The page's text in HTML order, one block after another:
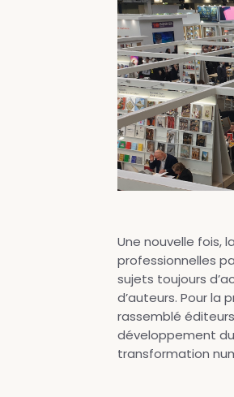
Une nouvelle fois,
professionnelles
sujets toujours
d’auteurs. Pour la
rassemblé
développement
transformation